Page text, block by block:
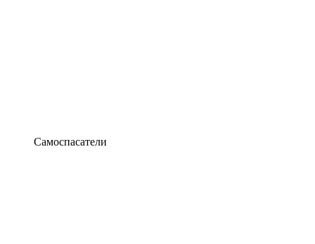
Самоспасатели